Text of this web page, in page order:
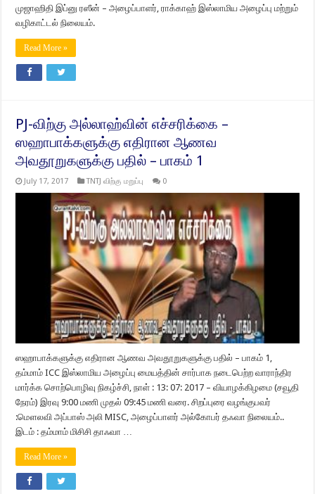
முஜாஹிதி இப்னு ரஸீன் – அழைப்பாளர், ராக்காஹ் இஸ்லாமிய அழைப்பு மற்றும்
வழிகாட்டல் நிலையம்.
Read More »
PJ-விற்கு அல்லாஹ்வின் எச்சரிக்கை –
ஸஹாபாக்களுக்கு எதிரான ஆணவ
அவதூறுகளுக்கு பதில் – பாகம் 1
July 17, 2017 TNTJ விற்கு மறுப்பு 0
ஸஹாபாக்களுக்கு எதிரான ஆணவ அவதூறுகளுக்கு பதில் – பாகம் 1,
தம்மாம் ICC இஸ்லாமிய அழைப்பு மையத்தின் சார்பாக நடைபெற்ற வாராந்திர
மார்க்க சொற்பொழிவு நிகழ்ச்சி, நாள் : 13: 07: 2017 – வியாழக்கிழமை (சவூதி
நேரம்) இரவு 9:00 மணி முதல் 09:45 மணி வரை. சிறப்புரை வழங்குபவர்
:மௌலவி அப்பாஸ் அலி MISC, அழைப்பாளர் அல்கோபர் தஃவா நிலையம்..
இடம் : தம்மாம் மிசிசி தாஃவா …
Read More »